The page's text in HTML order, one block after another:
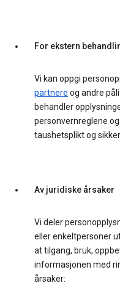
For ekstern
Vi kan oppgi
partnere og andre
behandler
personvernreglene
taushetsplikt og
Av juridiske årsaker
Vi deler
eller enkeltpersoner
at tilgang, bruk,
informasjonen med
årsaker: